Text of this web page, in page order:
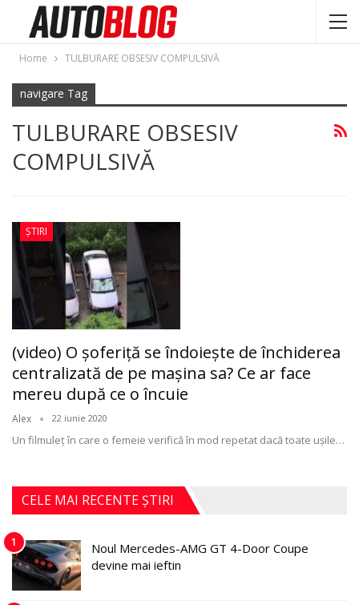
Home TULBURARE OBSESIV COMPULSIVĂ
navigare Tag
TULBURARE OBSESIV
COMPULSIVĂ
ȘTIRI
(video) O şoferiţă se îndoieşte de închiderea
centralizată de pe maşina sa? Ce ar face
mereu după ce o încuie
Alex 22 iunie 2020
Un filmuleţ în care o femeie verifică în mod repetat dacă toate uşile…
CELE MAI RECENTE ȘTIRI
1
Noul Mercedes-AMG GT 4-Door Coupe
devine mai ieftin